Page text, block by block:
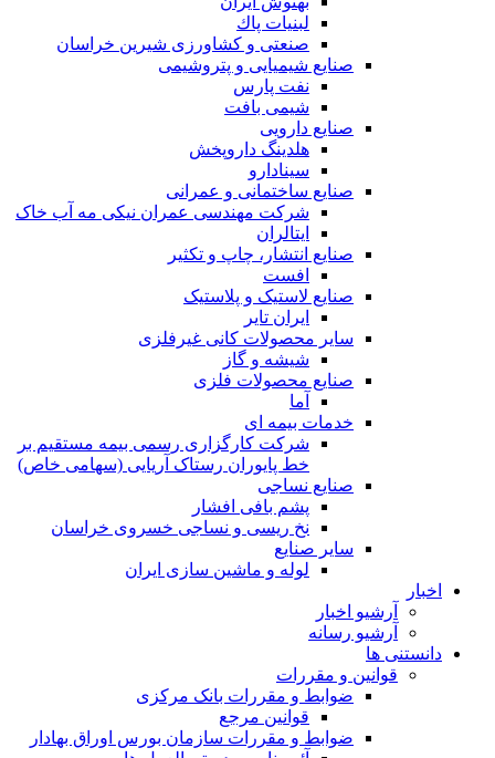
لبنيات پاك
صنعتی و کشاورزی شیرین خراسان
صنایع شیمیایی و پتروشیمی
نفت پارس
شیمی بافت
صنایع دارویی
هلدینگ داروپخش
سینادارو
صنایع ساختمانی و عمرانی
شرکت مهندسی عمران نیکی مه آب خاک
ایتالران
صنایع انتشار، چاپ و تکثير
افست
صنایع لاستیک و پلاستیک
ایران تایر
ساير محصولات كانی غيرفلزی
شیشه و گاز
صنایع محصولات فلزی
آما
خدمات بیمه ای
شرکت کارگزاری رسمی بیمه مستقیم بر
خط پایوران رستاک آریایی (سهامی خاص)
صنایع نساجی
پشم بافی افشار
نخ ریسی و نساجی خسروی خراسان
سایر صنایع
لوله و ماشین سازی ایران
اخبار
آرشیو اخبار
آرشیو رسانه
دانستنی ها
قوانین و مقررات
ضوابط و مقررات بانک مرکزی
قوانين مرجع
ضوابط و مقررات سازمان بورس اوراق بهادار